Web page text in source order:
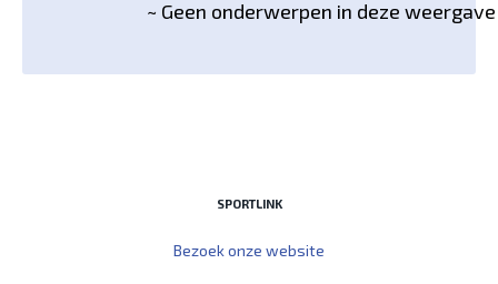
~ Geen onderwerpen in deze weergave
SPORTLINK
Bezoek onze website